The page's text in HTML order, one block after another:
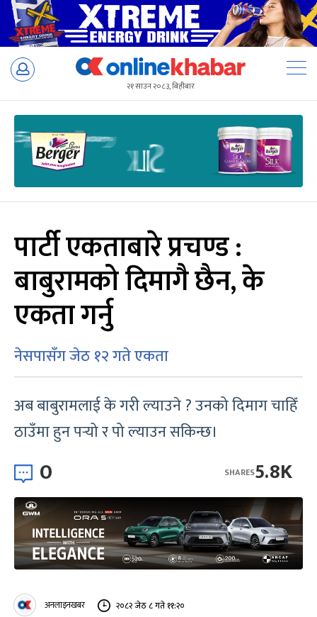
Skip
२१ साउन २०८३, बिहीबार
पार्टी एकताबारे प्रचण्ड :
बाबुरामको दिमागै छैन, के
एकता गर्नु
नेसपासँग जेठ १२ गते एकता
अब बाबुरामलाई के गरी ल्याउने ? उनको दिमाग चाहिँ
ठाउँमा हुन पर्‍यो र पो ल्याउन सकिन्छ।
0 5.8K
SHARES
अनलाइनखबर २०८२ जेठ ८ गते ११:२०